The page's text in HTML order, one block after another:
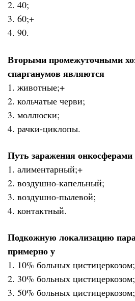
2. 40;
3. 60;+
4. 90.
Вторыми промежуточными
спарганумов являются
1. животные;+
2. кольчатые черви;
3. моллюски;
4. рачки-циклопы.
Путь заражения онкосферами
1. алиментарный;+
2. воздушно-капельный;
3. воздушно-пылевой;
4. контактный.
Подкожную локализацию
примерно у
1. 10% больных цистицеркозом;
2. 30% больных цистицеркозом;
3. 50% больных